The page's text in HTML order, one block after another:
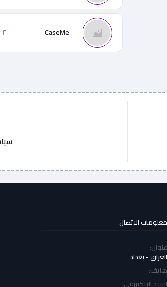
CaseMe
معلومات الاتصال
عنوان:
العراق - بغداد
هاتف:
البريد الإلكتروني: